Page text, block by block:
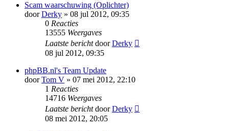
Scam waarschuwing (Oplichter)
doorDerky » 08 jul 2012, 09:35
0 Reacties
13555 Weergaves
Laatste berichtdoorDerky
08 jul 2012, 09:35
phpBB.nl's Team Update
doorTom V » 07 mei 2012, 22:10
1 Reacties
14716 Weergaves
Laatste berichtdoorDerky
08 mei 2012, 20:05